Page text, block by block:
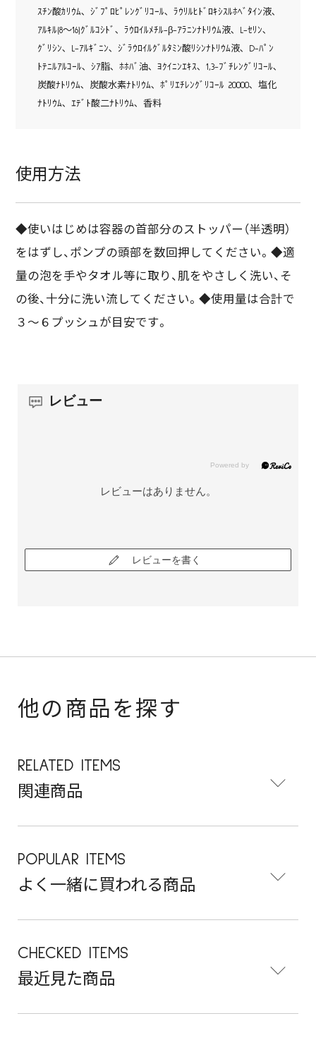
ｽﾁﾝ酸ｶﾘｳﾑ､ ｼﾞﾌﾟﾛﾋﾟﾚﾝｸﾞﾘｺｰﾙ､ ﾗｳﾘﾙﾋﾄﾞﾛｷｼｽﾙﾎﾍﾞﾀｲﾝ液､
ｱﾙｷﾙ(8～16)ｸﾞﾙｺｼﾄﾞ､ ﾗｳﾛｲﾙﾒﾁﾙ-β-ｱﾗﾆﾝﾅﾄﾘｳﾑ液､ L-ｾﾘﾝ､
ｸﾞﾘｼﾝ､ L-ｱﾙｷﾞﾆﾝ､ ｼﾞﾗｳﾛｲﾙｸﾞﾙﾀﾐﾝ酸ﾘｼﾝﾅﾄﾘｳﾑ液､ D-ﾊﾟﾝ
ﾄﾃﾆﾙｱﾙｺｰﾙ､ ｼｱ脂､ ﾎﾎﾊﾞ油､ ﾖｸｲﾆﾝｴｷｽ､ 1,3-ﾌﾞﾁﾚﾝｸﾞﾘｺｰﾙ､
炭酸ﾅﾄﾘｳﾑ､ 炭酸水素ﾅﾄﾘｳﾑ､ ﾎﾟﾘｴﾁﾚﾝｸﾞﾘｺｰﾙ 20000､ 塩化
ﾅﾄﾘｳﾑ､ ｴﾃﾞﾄ酸二ﾅﾄﾘｳﾑ､ 香料
使用方法
◆使いはじめは容器の首部分のストッパー（半透明）
をはずし、ポンプの頭部を数回押してください。◆適
量の泡を手やタオル等に取り、肌をやさしく洗い、そ
の後、十分に洗い流してください。◆使用量は合計で
３～６プッシュが目安です。
レビュー
レビューはありません。
レビューを書く
他の商品を探す
RELATED ITEMS
関連商品
POPULAR ITEMS
よく一緒に買われる商品
CHECKED ITEMS
最近見た商品